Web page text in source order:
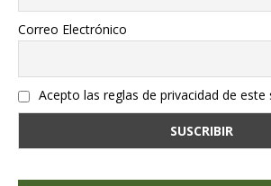
Correo Electrónico
Acepto las reglas de privacidad de este